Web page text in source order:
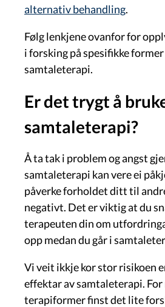
alternativ behandling.
Følg lenkjene ovanfor for
i forsking på spesifikke
samtaleterapi.
Er det trygt å
samtaleterapi?
Å ta tak i problem og angst
samtaleterapi kan vere ei
påverke forholdet ditt til
negativt. Det er viktig at du
terapeuten din om
opp medan du går i
Vi veit ikkje kor stor risikoen
effektar av samtaleterapi. For
terapiformer finst det lite